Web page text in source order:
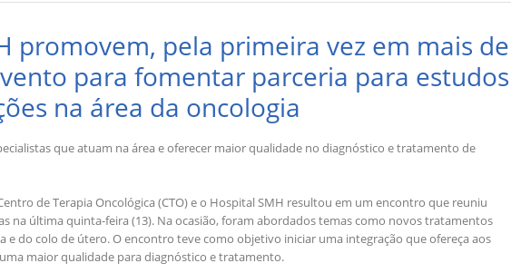
promovem, pela primeira vez em mais de
para fomentar parceria para estudos
na área da oncologia
que atuam na área e oferecer maior qualidade no diagnóstico e tratamento de
de Terapia Oncológica (CTO) e o Hospital SMH resultou em um encontro que reuniu
na última quinta-feira (13). Na ocasião, foram abordados temas como novos tratamentos
e do colo de útero. O encontro teve como objetivo iniciar uma integração que ofereça aos
maior qualidade para diagnóstico e tratamento.